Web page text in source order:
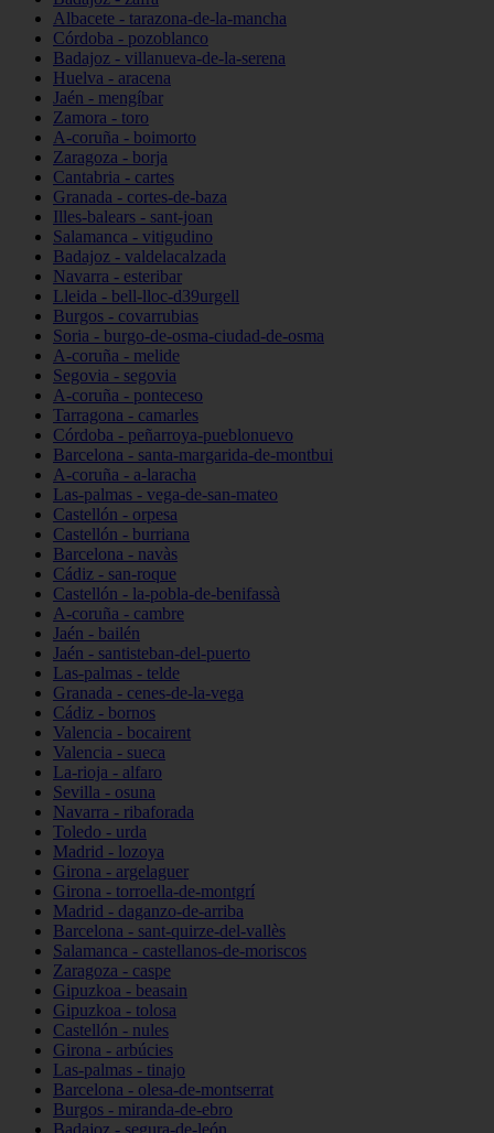
Albacete - tarazona-de-la-mancha
Córdoba - pozoblanco
Badajoz - villanueva-de-la-serena
Huelva - aracena
Jaén - mengíbar
Zamora - toro
A-coruña - boimorto
Zaragoza - borja
Cantabria - cartes
Granada - cortes-de-baza
Illes-balears - sant-joan
Salamanca - vitigudino
Badajoz - valdelacalzada
Navarra - esteribar
Lleida - bell-lloc-d39urgell
Burgos - covarrubias
Soria - burgo-de-osma-ciudad-de-osma
A-coruña - melide
Segovia - segovia
A-coruña - ponteceso
Tarragona - camarles
Córdoba - peñarroya-pueblonuevo
Barcelona - santa-margarida-de-montbui
A-coruña - a-laracha
Las-palmas - vega-de-san-mateo
Castellón - orpesa
Castellón - burriana
Barcelona - navàs
Cádiz - san-roque
Castellón - la-pobla-de-benifassà
A-coruña - cambre
Jaén - bailén
Jaén - santisteban-del-puerto
Las-palmas - telde
Granada - cenes-de-la-vega
Cádiz - bornos
Valencia - bocairent
Valencia - sueca
La-rioja - alfaro
Sevilla - osuna
Navarra - ribaforada
Toledo - urda
Madrid - lozoya
Girona - argelaguer
Girona - torroella-de-montgrí
Madrid - daganzo-de-arriba
Barcelona - sant-quirze-del-vallès
Salamanca - castellanos-de-moriscos
Zaragoza - caspe
Gipuzkoa - beasain
Gipuzkoa - tolosa
Castellón - nules
Girona - arbúcies
Las-palmas - tinajo
Barcelona - olesa-de-montserrat
Burgos - miranda-de-ebro
Badajoz - segura-de-león